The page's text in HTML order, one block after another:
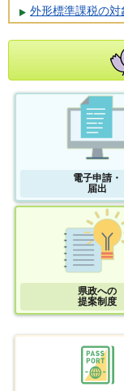
外形標準課税の
電子申請・
届出
県政への
提案制度